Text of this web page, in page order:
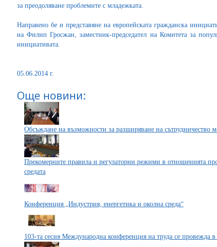
за преодоляване проблемите с младежката.
Направено бе и представяне на европейската гражданска
на Филип Гросжан, заместник-председател на Комитета за
инициативата.
05.06.2014 г.
Още новини:
Обсъждане на възможности за разширяване на сътрудничество
Прекомерните правила и регулаторни режими в отношенията
средата
Конференция „Индустрия, енергетика и околна среда“
103-та сесия Международна конференция на труда се провежда